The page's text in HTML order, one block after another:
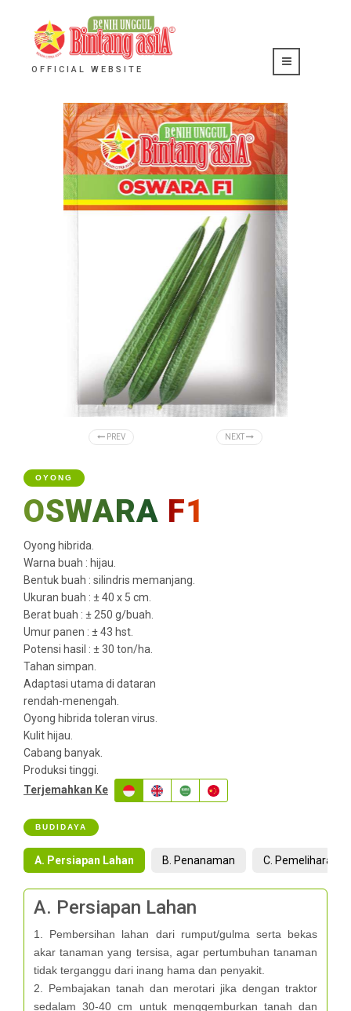
OFFICIAL WEBSITE
PREV NEXT
OYONG
OSWARA F1
Oyong hibrida.
Warna buah : hijau.
Bentuk buah : silindris memanjang.
Ukuran buah : ± 40 x 5 cm.
Berat buah : ± 250 g/buah.
Umur panen : ± 43 hst.
Potensi hasil : ± 30 ton/ha.
Tahan simpan.
Adaptasi utama di dataran
rendah-menengah.
Oyong hibrida toleran virus.
Kulit hijau.
Cabang banyak.
Produksi tinggi.
Terjemahkan Ke
BUDIDAYA
A. Persiapan Lahan B. Penanaman C. Pemeliharaan
A. Persiapan Lahan
1. Pembersihan lahan dari rumput/gulma serta bekas
akar tanaman yang tersisa, agar pertumbuhan tanaman
tidak terganggu dari inang hama dan penyakit.
2. Pembajakan tanah dan merotari jika dengan traktor
sedalam 30-40 cm untuk menggemburkan tanah dan